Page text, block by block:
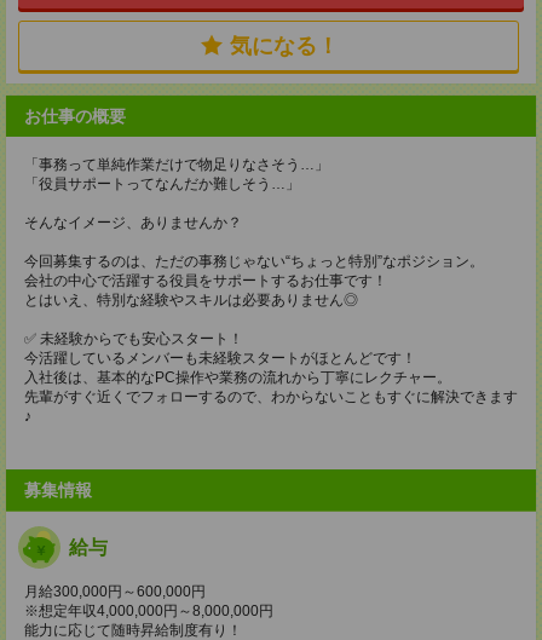
気になる！
お仕事の概要
「事務って単純作業だけで物足りなさそう…」
「役員サポートってなんだか難しそう…」
そんなイメージ、ありませんか？
今回募集するのは、ただの事務じゃない“ちょっと特別”なポジション。
会社の中心で活躍する役員をサポートするお仕事です！
とはいえ、特別な経験やスキルは必要ありません◎
✅ 未経験からでも安心スタート！
今活躍しているメンバーも未経験スタートがほとんどです！
入社後は、基本的なPC操作や業務の流れから丁寧にレクチャー。
先輩がすぐ近くでフォローするので、わからないこともすぐに解決できます
♪
募集情報
給与
月給300,000円～600,000円
※想定年収4,000,000円～8,000,000円
能力に応じて随時昇給制度有り！